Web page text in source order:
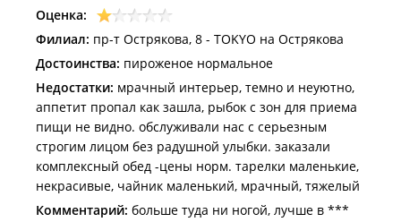
Оценка:
Филиал: пр-т Острякова, 8 - TOKYO на Острякова
Достоинства: пироженое нормальное
Недостатки: мрачный интерьер, темно и неуютно,
аппетит пропал как зашла, рыбок с зон для приема
пищи не видно. обслуживали нас с серьезным
строгим лицом без радушной улыбки. заказали
комплексный обед -цены норм. тарелки маленькие,
некрасивые, чайник маленький, мрачный, тяжелый
Комментарий: больше туда ни ногой, лучше в ***